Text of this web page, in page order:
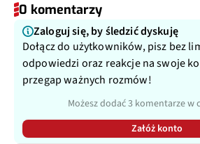
0 komentarzy
Zaloguj się, by śledzić dyskuję
Dołącz do użytkowników, pisz bez
odpowiedzi oraz reakcje na swoje
przegap ważnych rozmów!
Możesz dodać 3 komentarze w
Załóż konto